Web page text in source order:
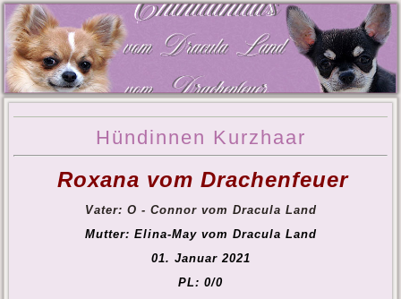
Hündinnen Kurzhaar
Roxana vom Drachenfeuer
Vater: O - Connor vom Dracula Land
Mutter: Elina-May vom Dracula Land
01. Januar 2021
PL: 0/0